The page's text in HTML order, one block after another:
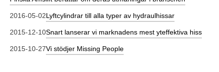
2016-05-02Lyftcylindrar till alla typer av hydraulhissar
2015-12-10Snart lanserar vi marknadens mest yteffektiva hiss
2015-10-27Vi stödjer Missing People